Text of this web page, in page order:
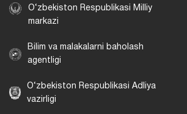
O‘zbekiston Respublikasi Milliy
markazi
Bilim va malakalarni baholash
agentligi
O‘zbekiston Respublikasi Adliya
vazirligi